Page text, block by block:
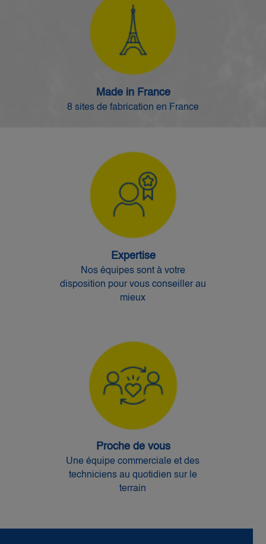
Made in France
8 sites de fabrication en France
Expertise
Nos équipes sont à votre
disposition pour vous conseiller au
mieux
Proche de vous
Une équipe commerciale et des
techniciens au quotidien sur le
terrain